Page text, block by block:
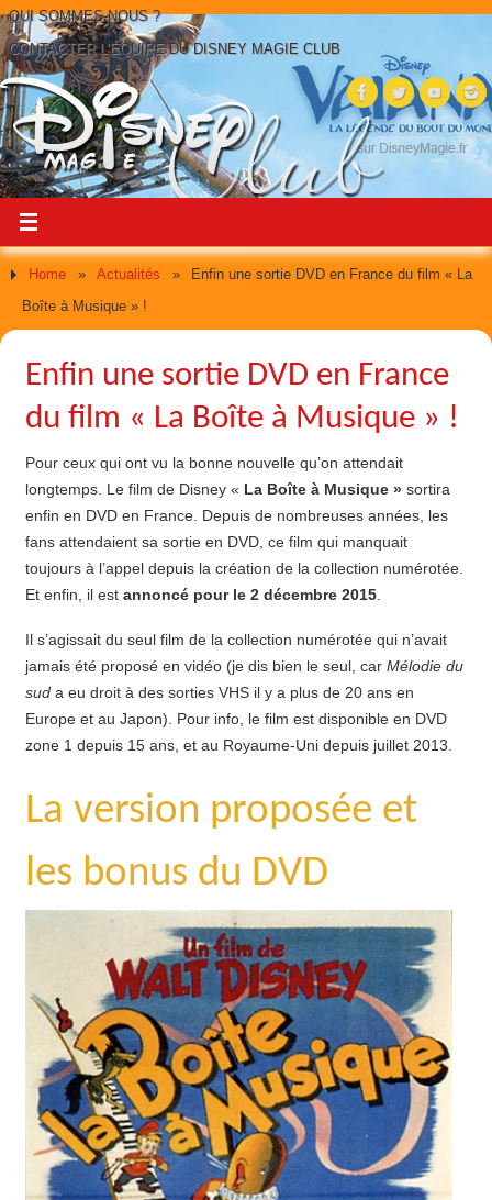
QUI SOMMES-NOUS ?
CONTACTER L’ÉQUIPE DU DISNEY MAGIE CLUB
Home » Actualités »
Enfin une sortie DVD en France du film « La
Boîte à Musique » !
Enfin une sortie DVD en France
du film « La Boîte à Musique » !
Pour ceux qui ont vu la bonne nouvelle qu’on attendait
longtemps. Le film de Disney « La Boîte à Musique »sortira
enfin en DVD en France. Depuis de nombreuses années, les
fans attendaient sa sortie en DVD, ce film qui manquait
toujours à l’appel depuis la création de la collection numérotée.
Et enfin, il est annoncé pour le 2 décembre 2015.
Il s’agissait du seul film de la collection numérotée qui n’avait
jamais été proposé en vidéo (je dis bien le seul, car Mélodie du
suda eu droit à des sorties VHS il y a plus de 20 ans en
Europe et au Japon). Pour info, le film est disponible en DVD
zone 1 depuis 15 ans, et au Royaume-Uni depuis juillet 2013.
La version proposée et
les bonus du DVD